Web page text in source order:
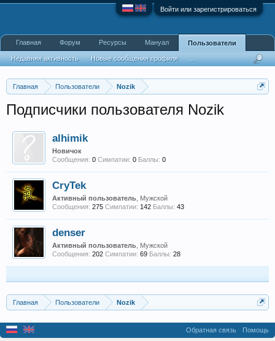
Войти или зарегистрироваться
Главная Пользователи Nozik
Подписчики пользователя Nozik
alhimik
Новичок
Сообщения: 0 Симпатии: 0 Баллы: 0
CryTek
Активный пользователь , Мужской
Сообщения: 275 Симпатии: 142 Баллы: 43
denser
Активный пользователь , Мужской
Сообщения: 202 Симпатии: 69 Баллы: 28
Главная Пользователи Nozik
Главная Форум Ресурсы Мануал Пользователи
Недавняя активность Новые сообщения профиля
Обратная связь Помощь